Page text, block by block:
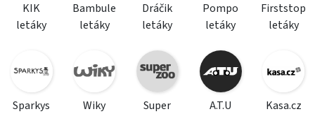
KIK
letáky
Bambule
letáky
Dráčik
letáky
Pompo
letáky
Firststop
letáky
Sparkys
Wiky
Super
A.T.U
Kasa.cz